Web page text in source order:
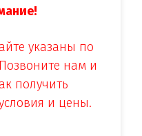
указаны по
нам и
получить
и цены.